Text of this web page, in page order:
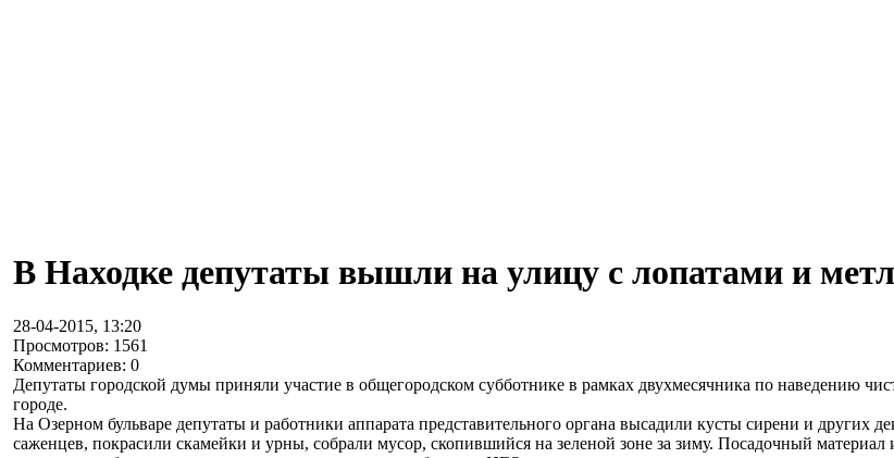
В Находке депутаты вышли на улицу с лопатами и
28-04-2015, 13:20
Просмотров: 1561
Комментариев: 0
Депутаты городской думы приняли участие в общегородском субботнике в рамках двухмесячника по наведению
городе.
На Озерном бульваре депутаты и работники аппарата представительного органа высадили кусты сирени и других
саженцев, покрасили скамейки и урны, собрали мусор, скопившийся на зеленой зоне за зиму. Посадочный